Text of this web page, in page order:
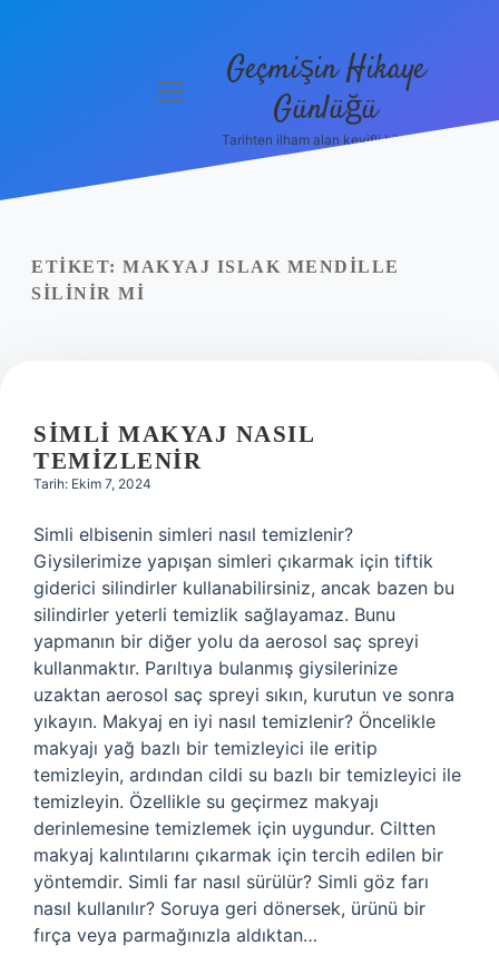
Yasal Uyarı
menüyü
Geçmişin Hikaye
Günlüğü
Tarihten ilham alan keyifli bilgiler!
ETIKET: MAKYAJ ISLAK MENDILLE
SILINIR MI
SIMLI MAKYAJ NASIL
TEMIZLENIR
Tarih: Ekim 7, 2024
Simli elbisenin simleri nasıl temizlenir?
Giysilerimize yapışan simleri çıkarmak için tiftik
giderici silindirler kullanabilirsiniz, ancak bazen bu
silindirler yeterli temizlik sağlayamaz. Bunu
yapmanın bir diğer yolu da aerosol saç spreyi
kullanmaktır. Parıltıya bulanmış giysilerinize
uzaktan aerosol saç spreyi sıkın, kurutun ve sonra
yıkayın. Makyaj en iyi nasıl temizlenir? Öncelikle
makyajı yağ bazlı bir temizleyici ile eritip
temizleyin, ardından cildi su bazlı bir temizleyici ile
temizleyin. Özellikle su geçirmez makyajı
derinlemesine temizlemek için uygundur. Ciltten
makyaj kalıntılarını çıkarmak için tercih edilen bir
yöntemdir. Simli far nasıl sürülür? Simli göz farı
nasıl kullanılır? Soruya geri dönersek, ürünü bir
fırça veya parmağınızla aldıktan…